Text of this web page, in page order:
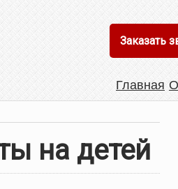
Заказать
Главная
на детей